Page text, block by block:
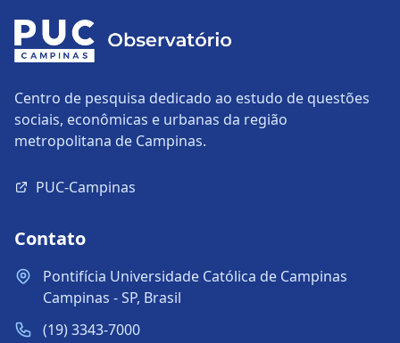
Centro de pesquisa dedicado ao estudo de questões
sociais, econômicas e urbanas da região
metropolitana de Campinas.
PUC-Campinas
Contato
Pontifícia Universidade Católica de Campinas
Campinas - SP, Brasil
(19) 3343-7000